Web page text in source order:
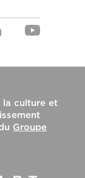
la culture et
Groupe